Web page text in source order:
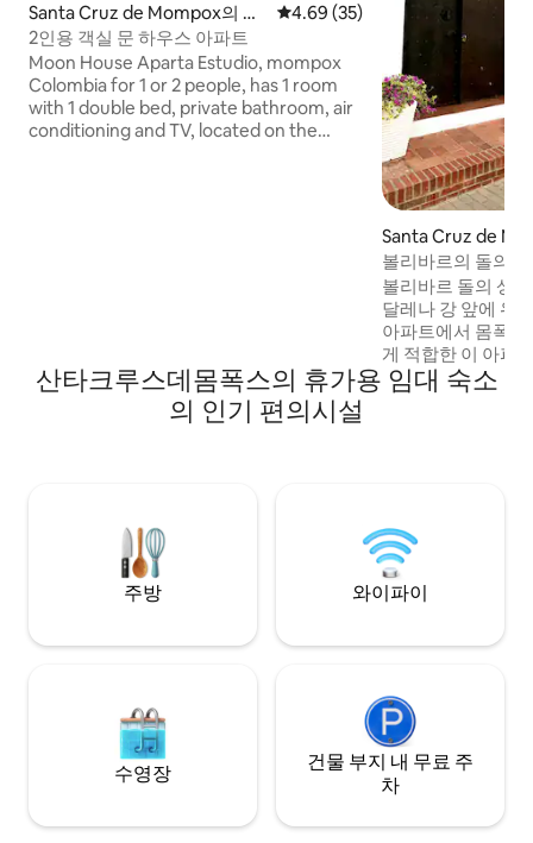
Santa Cruz de Mompox의 아
파트
평점 4.69점(5점 만점), 후기 35
4.69 (35)
2인용 객실 문 하우스 아파트
Moon House Aparta Estudio, mompox
Colombia for 1 or 2 people, has 1 room
with 1 double bed, private bathroom, air
conditioning and TV, located on the
Santa Cruz de
파트
볼리바르의 돌의 집
볼리바르 돌의 상
달레나 강 앞에 위
아파트에서 몸폭
게 적합한 이 아파
이 갖춰진 주방,
실, 욕실, 바, 식당
산타크루스데몸폭스의 휴가용 임대 숙소
의 인기 편의시설
주방 와이파이
수영장
건물 부지 내 무료 주
차